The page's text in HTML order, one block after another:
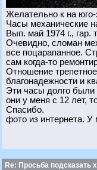
Желательно к на юго-
Часы механические
Вып. май 1974 г., гар.
Очевидно, сломан
все поцарапанное.
сам когда-то
Отношение
благонадежности и
Эти часы долго были
они у меня с 12 лет,
Спасибо.
фото из интернета. У
Re: Просьба подсказать